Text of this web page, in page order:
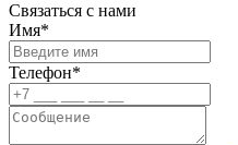
Связаться с нами
Имя*
Телефон*